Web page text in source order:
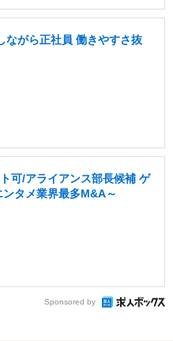
ながら正社員 働きやすさ抜
可/アライアンス部長候補 ゲ
タメ業界最多M&A～
Sponsored by